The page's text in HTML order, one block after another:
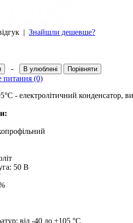
| Знайшли дешевше?
- В улюблені Порівняти
питання (0)
- електролітичний конденсатор,
50 В
від -40 до +105 °C